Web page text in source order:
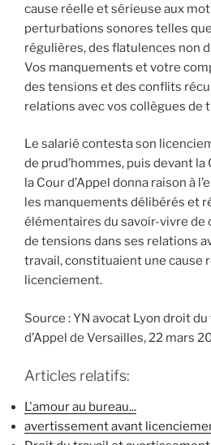
cause réelle et sérieuse aux
perturbations sonores telles
régulières, des flatulences non
Vos manquements et votre
des tensions et des conflits
relations avec vos collègues de
Le salarié contesta son
de prud’hommes, puis devant la
la Cour d’Appel donna raison à
les manquements délibérés et
élémentaires du savoir-vivre de
de tensions dans ses relations
travail, constituaient une cause
licenciement.
Source : YN avocat Lyon droit
d’Appel de Versailles, 22 mars
Articles relatifs:
L'amour au bureau...
avertissement avant